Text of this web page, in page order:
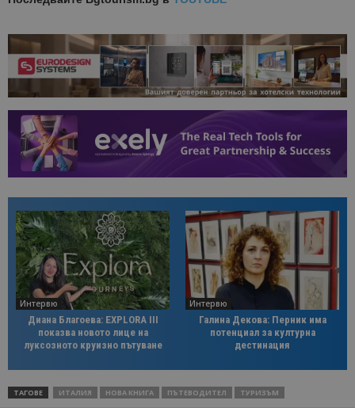
Интервю
Диана Благоева: EXPLORA III
показва новото лице на
луксозното круизно пътуване
Интервю
Галина Декова: Перник има
потенциал за културна
дестинация
ТАГОВЕ ИТАЛИЯ НОВА КНИГА ПЪТЕВОДИТЕЛ ТУРИЗЪМ